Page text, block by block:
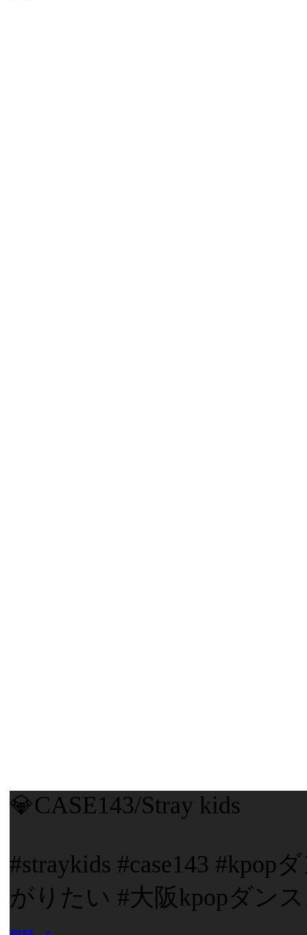
💎CASE143/Stray kids
#straykids #case143
がりたい #大阪kpopダン